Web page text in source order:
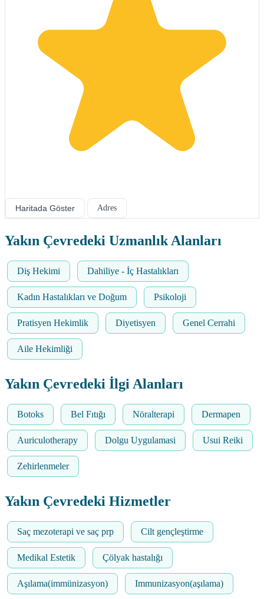
Haritada Göster Adres
Yakın Çevredeki Uzmanlık Alanları
Diş Hekimi Dahiliye - İç Hastalıkları
Kadın Hastalıkları ve Doğum Psikoloji
Pratisyen Hekimlik Diyetisyen Genel Cerrahi
Aile Hekimliği
Yakın Çevredeki İlgi Alanları
Botoks Bel Fıtığı Nöralterapi Dermapen
Auriculotherapy Dolgu Uygulamasi Usui Reiki
Zehirlenmeler
Yakın Çevredeki Hizmetler
Saç mezoterapi ve saç prp Cilt gençleştirme
Medikal Estetik Çölyak hastalığı
Aşılama(immünizasyon) Immunizasyon(aşılama)